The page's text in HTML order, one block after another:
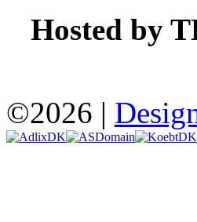
Hosted by
©2026 |